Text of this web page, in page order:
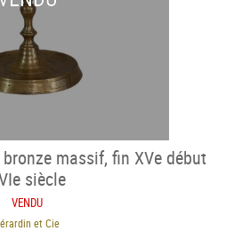
massif, fin XVe début
siècle
VENDU
et Cie